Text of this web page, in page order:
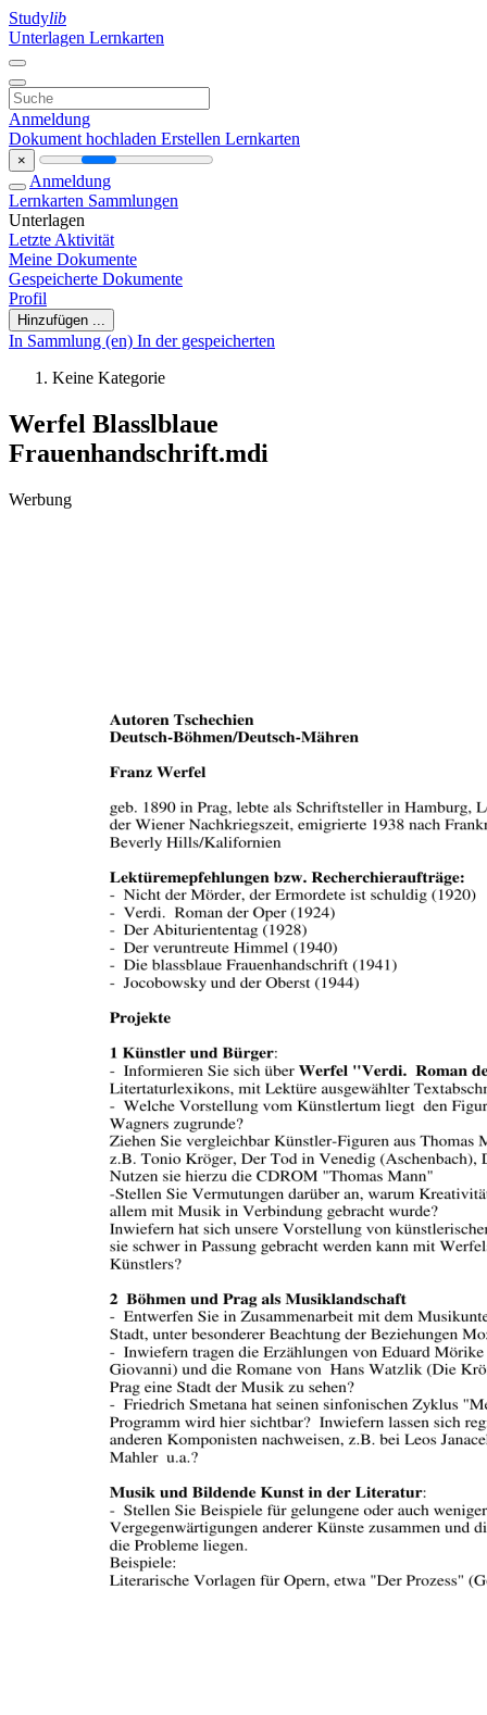
Studylib
Unterlagen Lernkarten
Anmeldung
Dokument hochladen Erstellen Lernkarten
×
Anmeldung
Lernkarten Sammlungen
Unterlagen
Letzte Aktivität
Meine Dokumente
Gespeicherte Dokumente
Profil
Hinzufügen ...
In Sammlung (en) In der gespeicherten
Keine Kategorie
Werfel Blasslblaue
Frauenhandschrift.mdi
Werbung